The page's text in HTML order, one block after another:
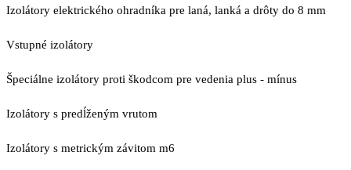
Izolátory elektrického ohradníka pre laná, lanká a drôty do 8 mm
Vstupné izolátory
Špeciálne izolátory proti škodcom pre vedenia plus - mínus
Izolátory s predĺženým vrutom
Izolátory s metrickým závitom m6